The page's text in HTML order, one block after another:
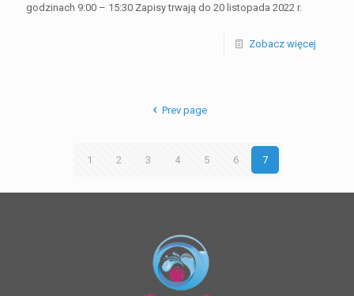
godzinach 9:00 – 15:30 Zapisy trwają do 20 listopada 2022 r.
Zobacz więcej
Prev page
1 2 3 4 5 6 7